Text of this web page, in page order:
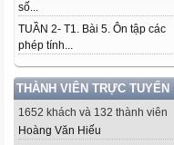
số...
TUẦN 2- T1. Bài 5. Ôn tập các
phép tính...
THÀNH VIÊN TRỰC TUYẾN
1652 khách và 132 thành viên
Hoàng Văn Hiếu